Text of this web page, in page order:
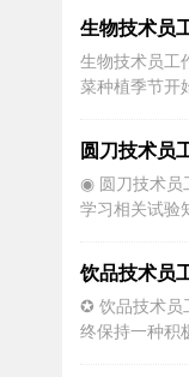
技应用方面的
角色之一。他
工作，因此需
工作完成。本
生物技术员
生物技术员工
菜种植季节开
求、市场变化
的工作计划，
作计划春季是
的高峰期。技
圆刀技术员
◉ 圆刀技术员
学习相关试验
第一的思想指
个细节步骤。
总是回想起当
筑是一门艺术
饮品技术员
✪ 饮品技术员
终保持一种积